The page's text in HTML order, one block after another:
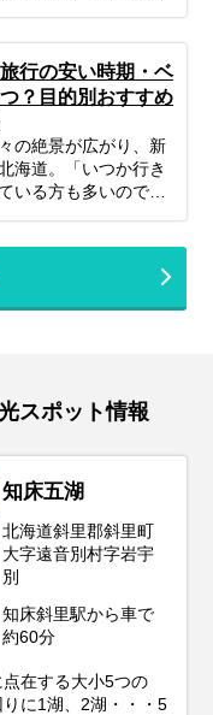
ましょう♪
メ、心癒される景色
は可能です！この記
のために、2泊3日の
楽しむための計画の
の魅力、旅を充実さ
ぎゅっと凝縮してお
けの特別な北海道旅
ントを見つけて、最
行の安い時期・ベ
？目的別おすすめ
の絶景が広がり、新
海道。「いつか行き
いる方も多いのでは
迷ってしまいますよ
節によって、気候は
えるためには、ベス
も重要。この記事で
行を120%楽しむた
す！
スポット情報
知床五湖
北海道斜里郡斜里町
大字遠音別村字岩宇
別
知床斜里駅から車で
約60分
在する大小5つの
に1湖、2湖・・・5